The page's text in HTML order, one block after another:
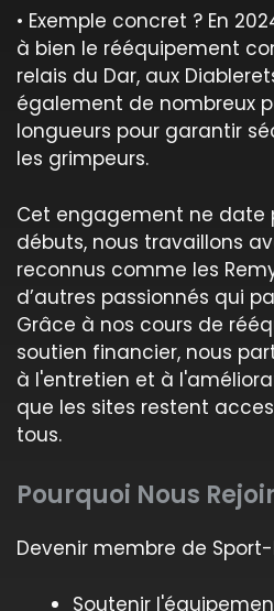
• Exemple concret ? En
à bien le rééquipement
relais du Dar, aux
également de nombreux
longueurs pour garantir
les grimpeurs.
Cet engagement ne date
débuts, nous travaillons
reconnus comme les
d’autres passionnés qui
Grâce à nos cours de
soutien financier, nous
à l'entretien et à
que les sites restent
tous.
Pourquoi Nous
Devenir membre de Sport-
Soutenir